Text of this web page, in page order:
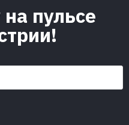
пульсе